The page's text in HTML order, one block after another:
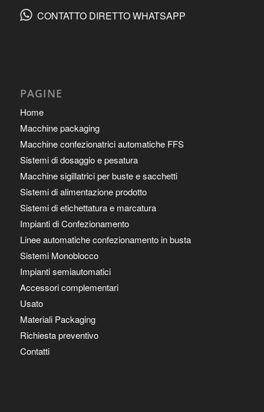
CONTATTO DIRETTO WHATSAPP
PAGINE
Home
Macchine packaging
Macchine confezionatrici automatiche FFS
Sistemi di dosaggio e pesatura
Macchine sigillatrici per buste e sacchetti
Sistemi di alimentazione prodotto
Sistemi di etichettatura e marcatura
Impianti di Confezionamento
Linee automatiche confezionamento in busta
Sistemi Monoblocco
Impianti semiautomatici
Accessori complementari
Usato
Materiali Packaging
Richiesta preventivo
Contatti